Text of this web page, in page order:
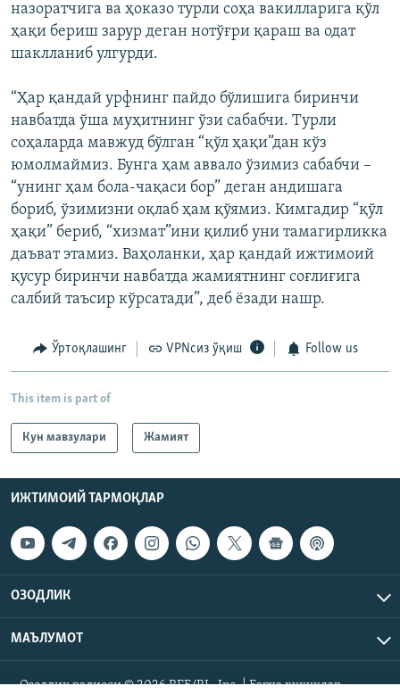
назоратчига ва ҳоказо турли соҳа вакилларига қўл
ҳақи бериш зарур деган нотўғри қараш ва одат
шаклланиб улгурди.
“Ҳар қандай урфнинг пайдо бўлишига биринчи
навбатда ўша муҳитнинг ўзи сабабчи. Турли
соҳаларда мавжуд бўлган “қўл ҳақи”дан кўз
юмолмаймиз. Бунга ҳам аввало ўзимиз сабабчи –
“унинг ҳам бола-чақаси бор” деган андишага
бориб, ўзимизни оқлаб ҳам қўямиз. Кимгадир “қўл
ҳақи” бериб, “хизмат”ини қилиб уни тамагирликка
даъват этамиз. Ваҳоланки, ҳар қандай ижтимоий
қусур биринчи навбатда жамиятнинг соғлиғига
салбий таъсир кўрсатади”, деб ёзади нашр.
Ўртоқлашинг VPNсиз ўқиш Follow us
This item is part of
Кун мавзулари Жамият
ИЖТИМОИЙ ТАРМОҚЛАР
ОЗОДЛИК
МАЪЛУМОТ
Озодлик радиоси © 2026 RFE/RL, Inc. | Барча ҳуқуқлар